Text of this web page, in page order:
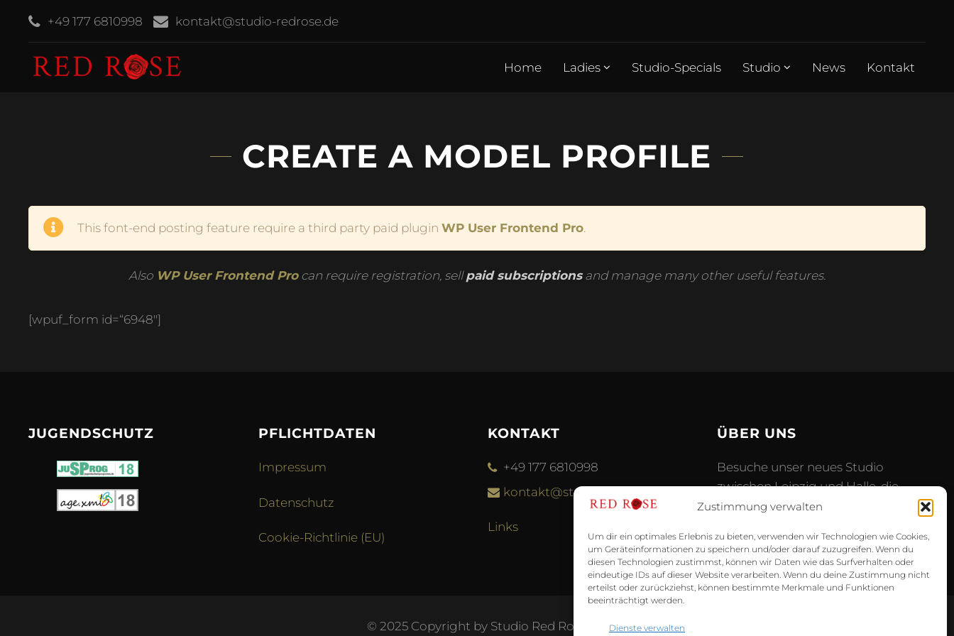
Zustimmung verwalten
Um dir ein optimales Erlebnis zu bieten, verwenden wir Technologien wie Cookies,
um Geräteinformationen zu speichern und/oder darauf zuzugreifen. Wenn du
diesen Technologien zustimmst, können wir Daten wie das Surfverhalten oder
eindeutige IDs auf dieser Website verarbeiten. Wenn du deine Zustimmung nicht
erteilst oder zurückziehst, können bestimmte Merkmale und Funktionen
beeinträchtigt werden.
Dienste verwalten
+49 177 6810998 kontakt@studio-redrose.de
Home Ladies Studio-Specials Studio News Kontakt
CREATE A MODEL PROFILE
This font-end posting feature require a third party paid pluginWP User Frontend Pro.
Also WP User Frontend Procan require registration, sellpaid subscriptionsand manage many other useful features.
[wpuf_form id=“6948″]
JUGENDSCHUTZ PFLICHTDATEN
Impressum
Datenschutz
Cookie-Richtlinie (EU)
KONTAKT
+49 177 6810998
kontakt@studio-redrose.de
Links
ÜBER UNS
Besuche unser neues Studio
zwischen Leipzig und Halle, die
ersten Eindrücke findest du hier:
© 2025 Copyright by Studio Red Rose